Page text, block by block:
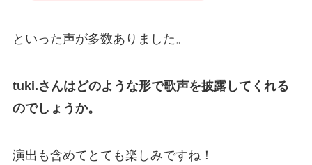
といった声が多数ありました。
tuki.さんはどのような形で歌声を披露してくれる
のでしょうか。
演出も含めてとても楽しみですね！